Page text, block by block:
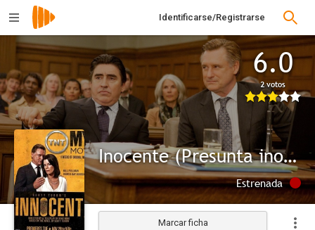
Identificarse/Registrarse
6.0
2 votos
Inocente (Presunta inocencia)
Estrenada
Marcar ficha